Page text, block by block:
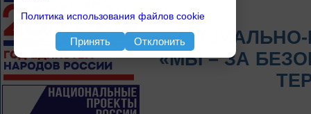
«МЫ – ЗА
Политика использования файлов cookie
Принять Отклонить